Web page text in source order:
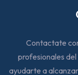
Contactate
profesionales
ayudarte a